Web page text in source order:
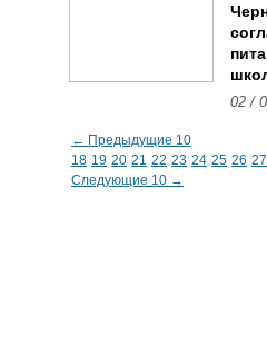
02 /
← Предыдущие 10
18 19 20 21 22 23 24 25 26 27
Следующие 10 →